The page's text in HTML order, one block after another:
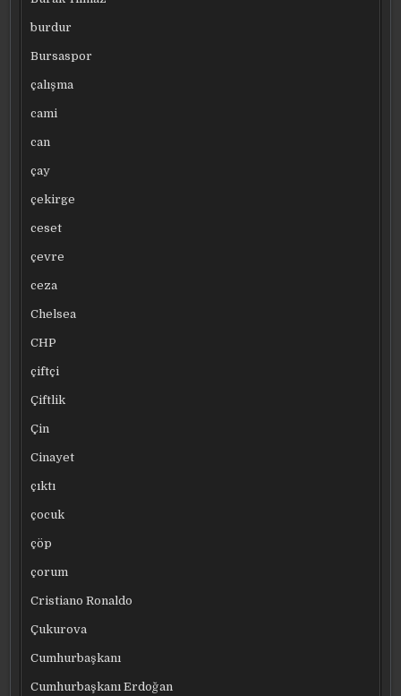
burdur
Bursaspor
çalışma
cami
can
çay
çekirge
ceset
çevre
ceza
Chelsea
CHP
çiftçi
Çiftlik
Çin
Cinayet
çıktı
çocuk
çöp
çorum
Cristiano Ronaldo
Çukurova
Cumhurbaşkanı
Cumhurbaşkanı Erdoğan